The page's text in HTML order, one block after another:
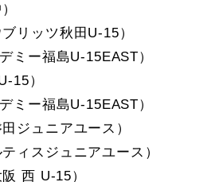
リッツ秋田U-15）
ミー福島U-15EAST）
15）
ミー福島U-15EAST）
ジュニアユース）
ィスジュニアユース）
西 U-15）